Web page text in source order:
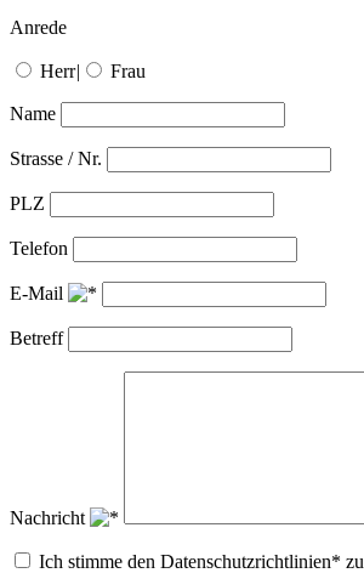
Anrede
Herr| Frau
Name
Strasse / Nr.
PLZ
Telefon
E-Mail
Betreff
Nachricht
Ich stimme den Datenschutzrichtlinien* zu